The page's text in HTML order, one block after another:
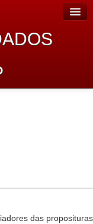
das proposituras